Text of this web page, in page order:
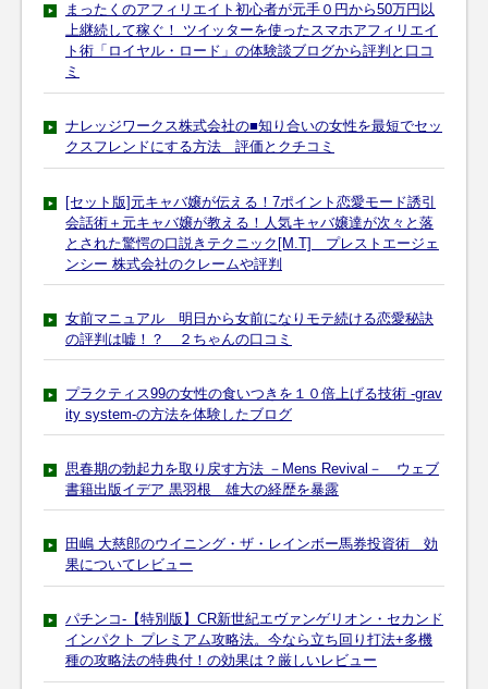
まったくのアフィリエイト初心者が元手０円から50万円以
上継続して稼ぐ！ ツイッターを使ったスマホアフィリエイ
ト術「ロイヤル・ロード」の体験談ブログから評判と口コ
ミ
ナレッジワークス株式会社の■知り合いの女性を最短でセッ
クスフレンドにする方法 評価とクチコミ
[セット版]元キャバ嬢が伝える！7ポイント恋愛モード誘引
会話術＋元キャバ嬢が教える！人気キャバ嬢達が次々と落
とされた驚愕の口説きテクニック[M.T] プレストエージェ
ンシー 株式会社のクレームや評判
女前マニュアル 明日から女前になりモテ続ける恋愛秘訣
の評判は嘘！？ ２ちゃんの口コミ
プラクティス99の女性の食いつきを１０倍上げる技術 -grav
ity system-の方法を体験したブログ
思春期の勃起力を取り戻す方法 －Mens Revival－ ウェブ
書籍出版イデア 黒羽根 雄大の経歴を暴露
田嶋 大慈郎のウイニング・ザ・レインボー馬券投資術 効
果についてレビュー
パチンコ-【特別版】CR新世紀エヴァンゲリオン・セカンド
インパクト プレミアム攻略法。今なら立ち回り打法+多機
種の攻略法の特典付！の効果は？厳しいレビュー